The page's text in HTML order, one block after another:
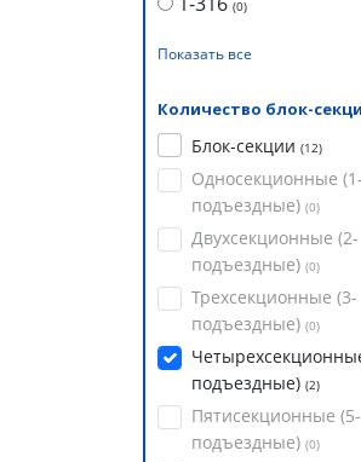
(0)
Показать все
Количество блок-
Блок-секции (12)
Односекционные (1-
подъездные) (0)
Двухсекционные (2-
подъездные) (0)
Трехсекционные (3-
подъездные) (0)
подъездные) (2)
Пятисекционные (5-
подъездные) (0)